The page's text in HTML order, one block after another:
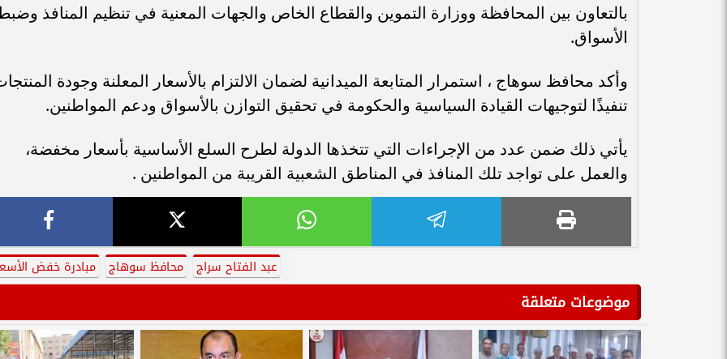
بالتعاون بين المحافظة ووزارة التموين والقطاع الخاص والجهات المعنية في تنظيم المنافذ
الأسواق.
وأكد محافظ سوهاج ، استمرار المتابعة الميدانية لضمان الالتزام بالأسعار المعلنة وجودة
تنفيذًا لتوجيهات القيادة السياسية والحكومة في تحقيق التوازن بالأسواق ودعم المواطنين.
يأتي ذلك ضمن عدد من الإجراءات التي تتخذها الدولة لطرح السلع الأساسية بأسعار مخفضة،
والعمل على تواجد تلك المنافذ في المناطق الشعبية القريبة من المواطنين .
عبد الفتاح سراج محافظ سوهاج مبادرة خفض
موضوعات متعلقة